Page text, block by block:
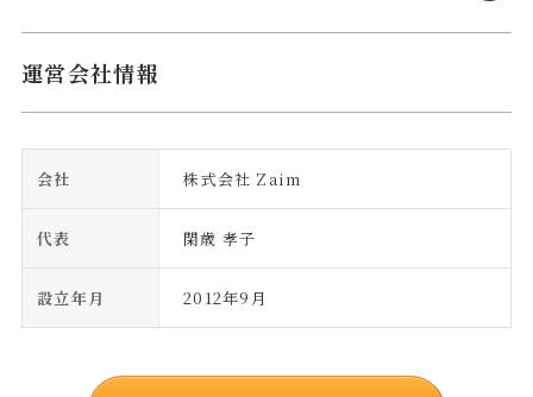
運営会社情報
会社 株式会社 Zaim
代表 閑歳 孝子
設立年月 2012年9月